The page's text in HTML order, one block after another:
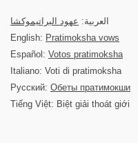
العربية: عهود البراتيموكشا
English: Pratimoksha vows
Español: Votos pratimoksha
Italiano: Voti di pratimoksha
Русский: Обеты пратимокши
Tiếng Việt: Biệt giải thoát giới